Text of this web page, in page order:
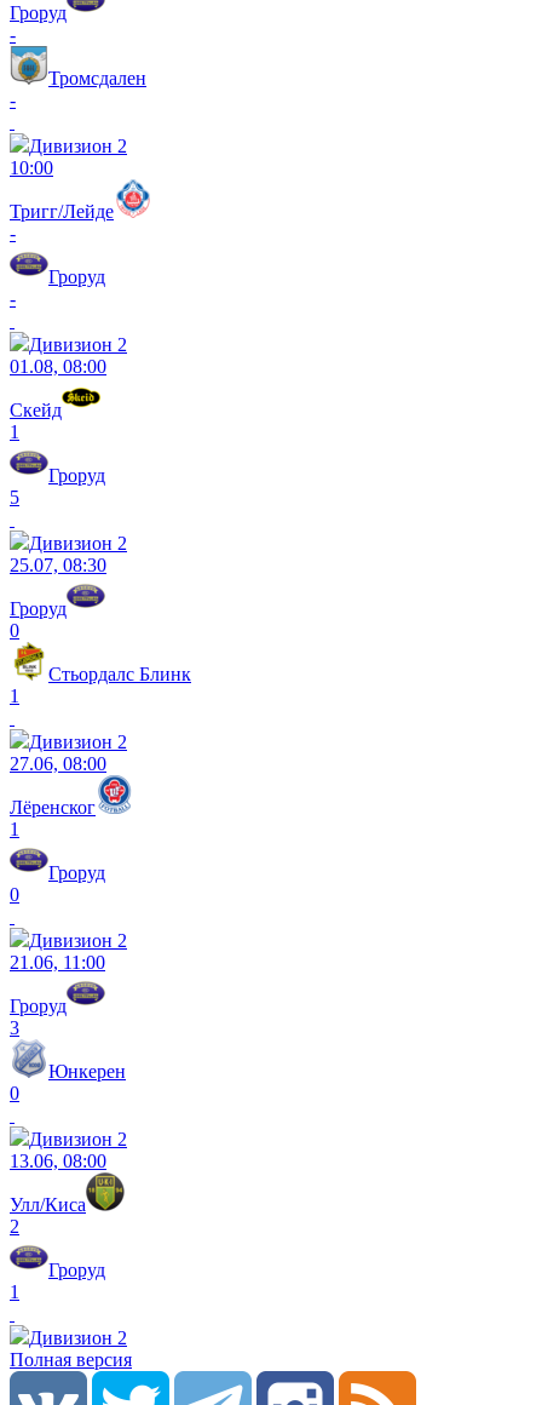
Гроруд
-
Тромсдален
-
Дивизион 2
10:00
Тригг/Лейде
-
Гроруд
-
Дивизион 2
01.08, 08:00
Скейд
1
Гроруд
5
Дивизион 2
25.07, 08:30
Гроруд
0
Стьордалс Блинк
1
Дивизион 2
27.06, 08:00
Лёренског
1
Гроруд
0
Дивизион 2
21.06, 11:00
Гроруд
3
Юнкерен
0
Дивизион 2
13.06, 08:00
Улл/Киса
2
Гроруд
1
Дивизион 2
Полная версия